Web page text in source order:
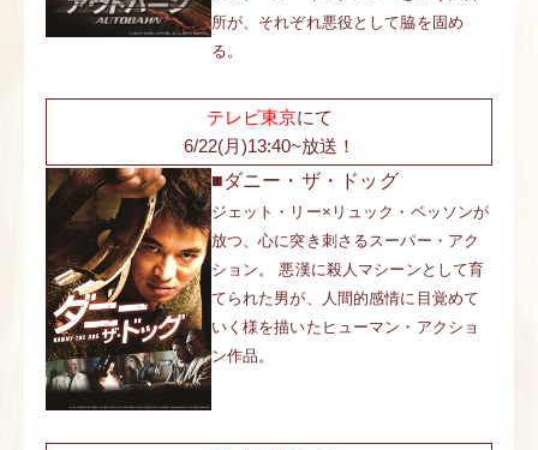
所が、それぞれ悪役として脇を固め
る。
テレビ東京にて
6/22(月)13:40~放送！
■ダニー・ザ・ドッグ
ジェット・リー×リュック・ベッソンが
放つ、心に突き刺さるスーパー・アク
ション。 悪漢に殺人マシーンとして育
てられた男が、人間的感情に目覚めて
いく様を描いたヒューマン・アクショ
ン作品。